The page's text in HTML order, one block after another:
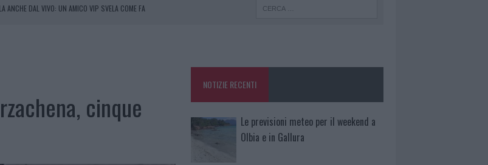
ANCHE DAL VIVO: UN AMICO VIP SVELA COME FA
IDEALE PER LA CASA E L’UFFICIO
cinque
NOTIZIE RECENTI
Le previsioni meteo per il weekend a
Olbia e in Gallura